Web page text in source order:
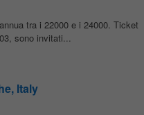
tra i 22000 e i 24000. Ticket
sono invitati...
Italy